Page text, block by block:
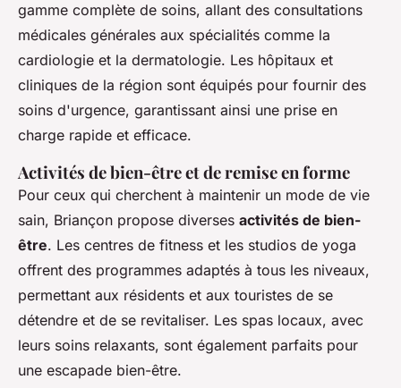
gamme complète de soins, allant des consultations
médicales générales aux spécialités comme la
cardiologie et la dermatologie. Les hôpitaux et
cliniques de la région sont équipés pour fournir des
soins d'urgence, garantissant ainsi une prise en
charge rapide et efficace.
Activités de bien-être et de remise en forme
Pour ceux qui cherchent à maintenir un mode de vie
sain, Briançon propose diverses activités de bien-
être. Les centres de fitness et les studios de yoga
offrent des programmes adaptés à tous les niveaux,
permettant aux résidents et aux touristes de se
détendre et de se revitaliser. Les spas locaux, avec
leurs soins relaxants, sont également parfaits pour
une escapade bien-être.